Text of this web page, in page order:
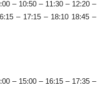
– 10:50 – 11:30 – 12:20 –
– 17:15 – 18:10 18:45 –
– 15:00 – 16:15 – 17:35 –